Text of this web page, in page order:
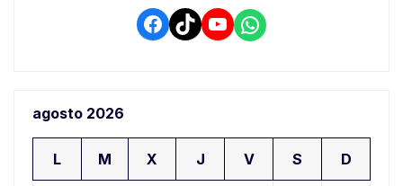
Facebook
TikTokYouTube
WhatsApp
agosto 2026
L M X J V S D